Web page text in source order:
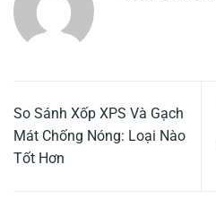
So Sánh Xốp XPS Và Gạch
Mát Chống Nóng: Loại Nào
Tốt Hơn